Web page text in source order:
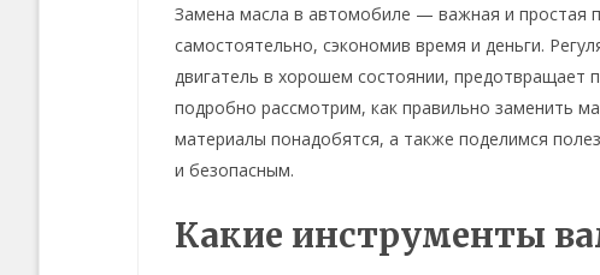
Замена масла в автомобиле — важная и простая
самостоятельно, сэкономив время и деньги.
двигатель в хорошем состоянии, предотвращает
подробно рассмотрим, как правильно заменить
материалы понадобятся, а также поделимся
и безопасным.
Какие инструменты